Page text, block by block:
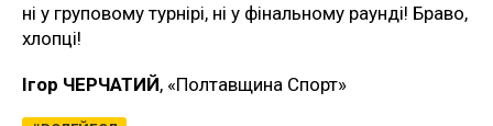
ні у груповому турнірі, ні у фінальному раунді! Браво,
хлопці!
Ігор ЧЕРЧАТИЙ, «Полтавщина Спорт»